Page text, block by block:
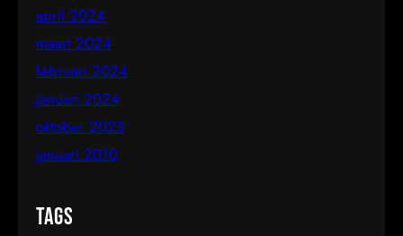
april 2024
maart 2024
februari 2024
januari 2024
oktober 2023
januari 2010
Tags